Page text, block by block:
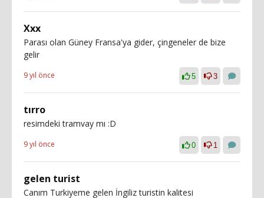
Xxx
Parası olan Güney Fransa'ya gider, çingeneler de bize
gelir
9 yıl önce 5 3
tırro
resimdeki tramvay mı :D
9 yıl önce 0 1
gelen turist
Canım Turkiyeme gelen İngiliz turistin kalitesi